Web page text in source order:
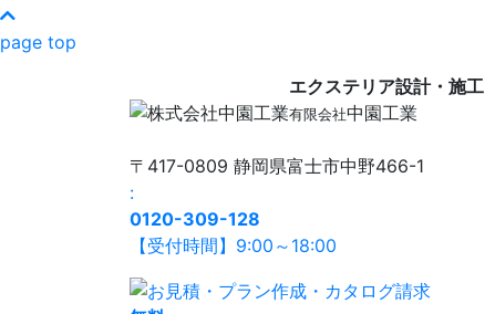
page top
エクステリア設計・施工
有限会社中園工業
〒417-0809 静岡県富士市中野466-1
:
0120-309-128
【受付時間】9:00～18:00